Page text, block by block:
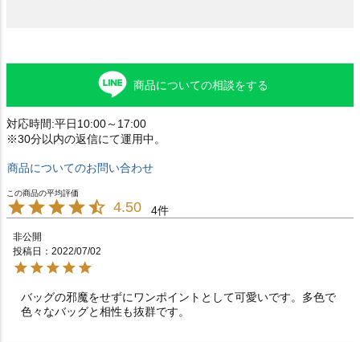
商品についての相談をする
対応時間:平日10:00～17:00
※30分以内の返信にて運用中。
商品についてのお問い合わせ
4.50 4
非公開
投稿日
2022/07/02
バッグの邪魔をせずにワンポイントとして可愛いです。多色で
色々なバッグと相性も抜群です。